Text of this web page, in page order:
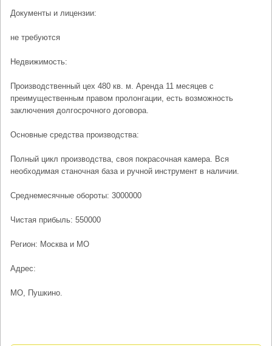
Документы и лицензии:
не требуются
Недвижимость:
Производственный цех 480 кв. м. Аренда 11 месяцев с
преимущественным правом пролонгации, есть возможность
заключения долгосрочного договора.
Основные средства производства:
Полный цикл производства, своя покрасочная камера. Вся
необходимая станочная база и ручной инструмент в наличии.
Среднемесячные обороты: 3000000
Чистая прибыль: 550000
Регион: Москва и МО
Адрес:
МО, Пушкино.